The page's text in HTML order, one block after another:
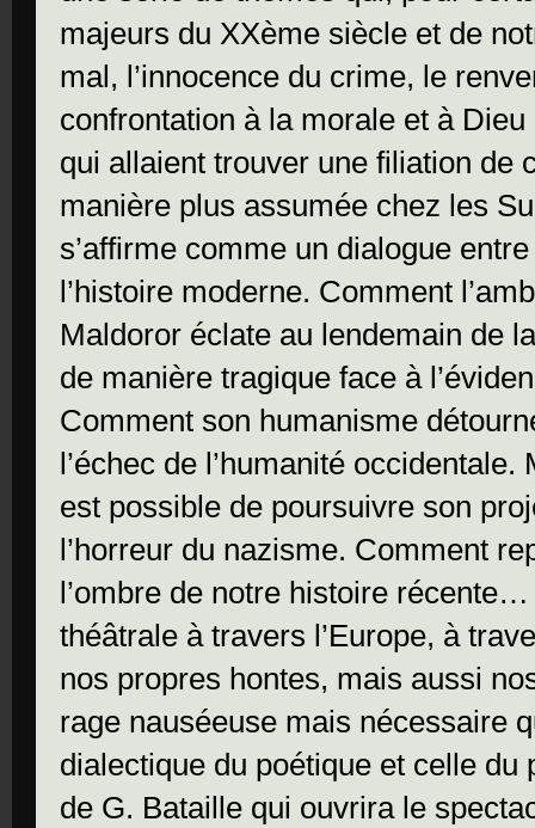
majeurs du XXème siècle et de
mal, l’innocence du crime, le
confrontation à la morale et à
qui allaient trouver une filiation de
manière plus assumée chez les
s’affirme comme un dialogue
l’histoire moderne. Comment
Maldoror éclate au lendemain de
de manière tragique face à
Comment son humanisme
l’échec de l’humanité
est possible de poursuivre son
l’horreur du nazisme. Comment
l’ombre de notre histoire
théâtrale à travers l’Europe, à
nos propres hontes, mais aussi
rage nauséeuse mais nécessaire
dialectique du poétique et celle du
de G. Bataille qui ouvrira le